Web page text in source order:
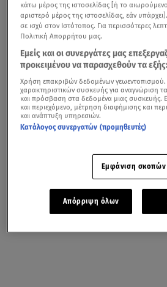
κάτω μέρος της ιστοσελίδας [ή το
αριστερό μέρος της ιστοσελίδας, εάν
σε ισχύ στον Ιστότοπος. Για περισσότερες
Πολιτική Απορρήτου μας.
Εμείς και οι συνεργάτες μας
προκειμένου να παρασχεθούν τα εξής:
Χρήση επακριβών δεδομένων
χαρακτηριστικών συσκευής για αναγνώριση
και πρόσβαση στα δεδομένα μιας συσκευής.
και περιεχόμενο, μέτρηση διαφήμισης και
και ανάπτυξη υπηρεσιών.
Κατάλογος συνεργατών (προμηθευτές)
Εμφάνιση σκοπών
Απόρριψη όλων